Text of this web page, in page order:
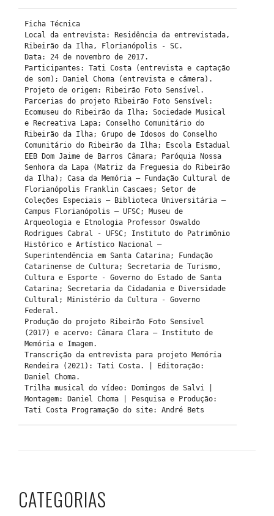
Ficha Técnica
Local da entrevista: Residência da entrevistada,
Ribeirão da Ilha, Florianópolis - SC.
Data: 24 de novembro de 2017.
Participantes: Tati Costa (entrevista e captação
de som); Daniel Choma (entrevista e câmera).
Projeto de origem: Ribeirão Foto Sensível.
Parcerias do projeto Ribeirão Foto Sensível:
Ecomuseu do Ribeirão da Ilha; Sociedade Musical
e Recreativa Lapa; Conselho Comunitário do
Ribeirão da Ilha; Grupo de Idosos do Conselho
Comunitário do Ribeirão da Ilha; Escola Estadual
EEB Dom Jaime de Barros Câmara; Paróquia Nossa
Senhora da Lapa (Matriz da Freguesia do Ribeirão
da Ilha); Casa da Memória – Fundação Cultural de
Florianópolis Franklin Cascaes; Setor de
Coleções Especiais – Biblioteca Universitária –
Campus Florianópolis – UFSC; Museu de
Arqueologia e Etnologia Professor Oswaldo
Rodrigues Cabral - UFSC; Instituto do Patrimônio
Histórico e Artístico Nacional –
Superintendência em Santa Catarina; Fundação
Catarinense de Cultura; Secretaria de Turismo,
Cultura e Esporte - Governo do Estado de Santa
Catarina; Secretaria da Cidadania e Diversidade
Cultural; Ministério da Cultura - Governo
Federal.
Produção do projeto Ribeirão Foto Sensível
(2017) e acervo: Câmara Clara – Instituto de
Memória e Imagem.
Transcrição da entrevista para projeto Memória
Rendeira (2021): Tati Costa. | Editoração:
Daniel Choma.
Trilha musical do vídeo: Domingos de Salvi |
Montagem: Daniel Choma | Pesquisa e Produção:
CATEGORIAS